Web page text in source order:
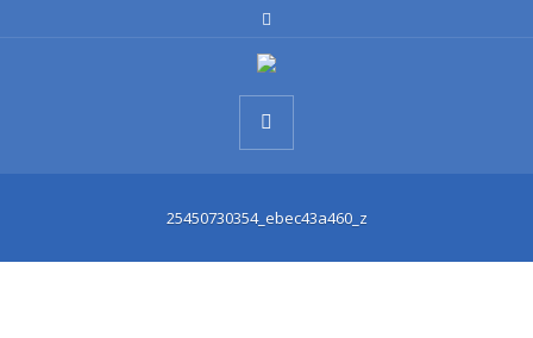
25450730354_ebec43a460_z